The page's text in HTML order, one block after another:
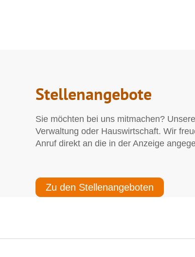
Stellenangebote
Sie möchten bei uns mitmachen?
Verwaltung oder Hauswirtschaft. Wir
Anruf direkt an die in der Anzeige
Zu den Stellenangeboten